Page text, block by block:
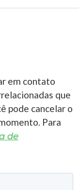
em contato
que
pode cancelar o
Para
de